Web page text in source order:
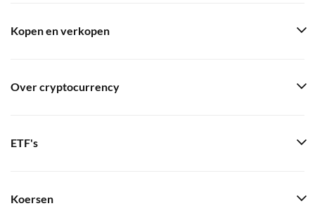
Kopen en verkopen
Over cryptocurrency
ETF's
Koersen